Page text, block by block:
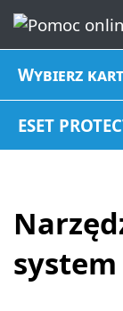
Wybierz
ESET